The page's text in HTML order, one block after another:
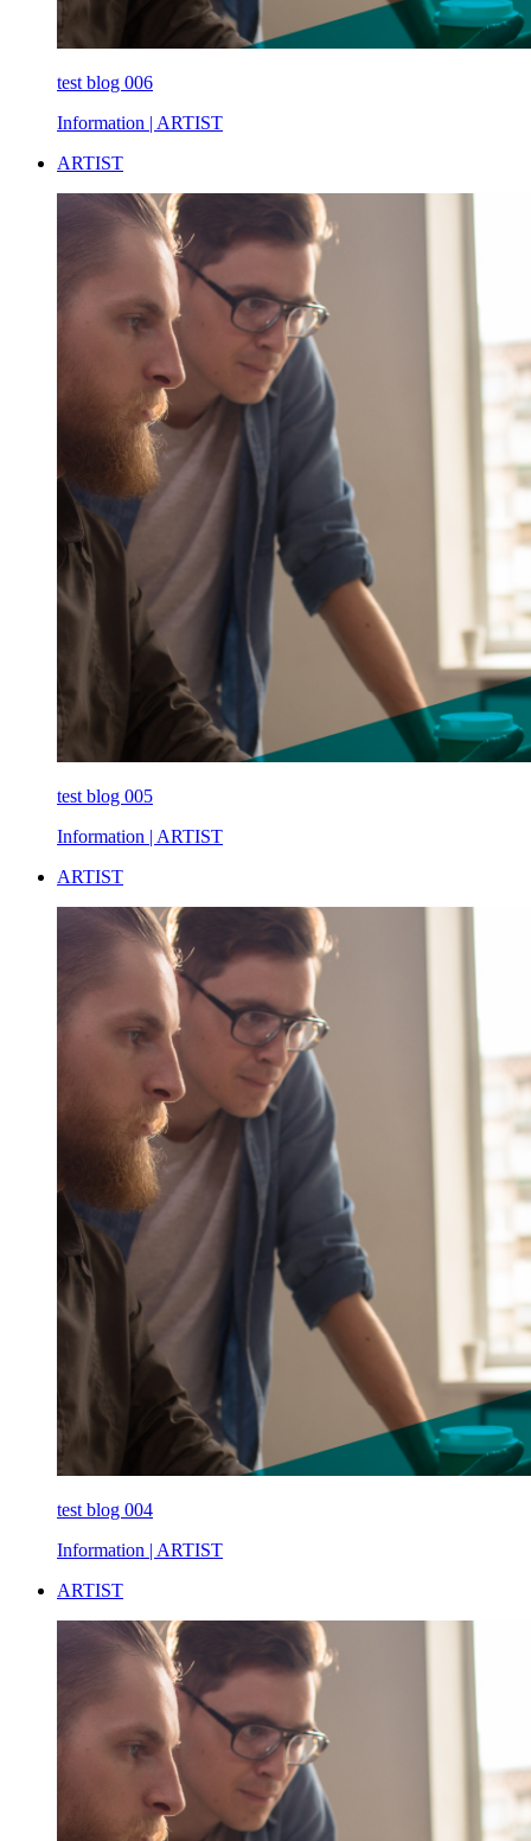
test blog 006
Information | ARTIST
ARTIST
test blog 005
Information | ARTIST
ARTIST
test blog 004
Information | ARTIST
ARTIST